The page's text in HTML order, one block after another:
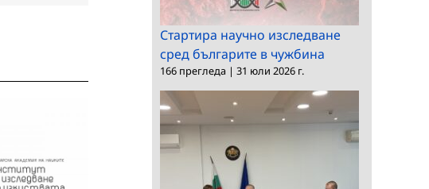
Процедура за избор
Стартира научно изследване
сред българите в чужбина
166 прегледа | 31 юли 2026 г.